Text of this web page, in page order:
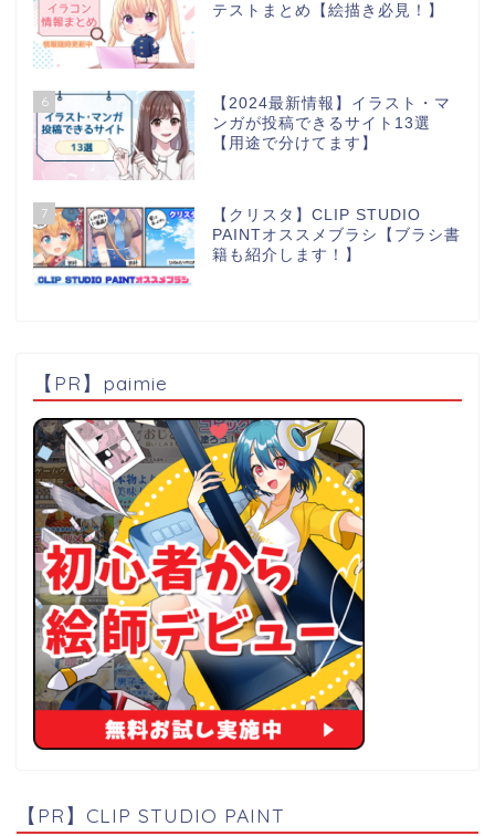
テストまとめ【絵描き必見！】
6
【2024最新情報】イラスト・マ
ンガが投稿できるサイト13選
【用途で分けてます】
7
【クリスタ】CLIP STUDIO
PAINTオススメブラシ【ブラシ書
籍も紹介します！】
【PR】paimie
【PR】CLIP STUDIO PAINT